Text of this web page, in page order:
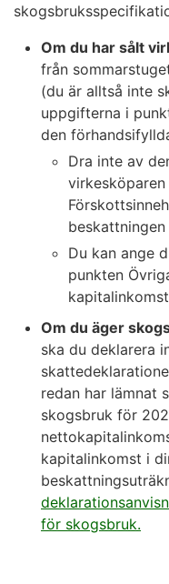
Om du har sålt
från
(du är alltså inte
uppgifterna i
den
Dra inte av
Du kan ange
punkten
Om du äger
ska du deklarera
redan har lämnat
skogsbruk för
kapitalinkomst i
för skogsbruk.